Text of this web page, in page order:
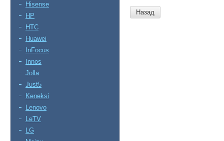
Hisense
HP
HTC
Huawei
InFocus
Innos
Jolla
Just5
Keneksi
Lenovo
LeTV
LG
Назад